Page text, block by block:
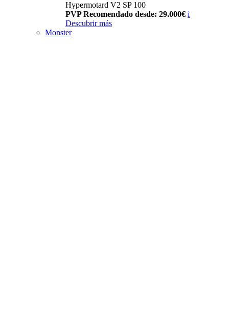
Hypermotard V2 SP 100
PVP Recomendado desde: 29.000€ i
Descubrir más
Monster